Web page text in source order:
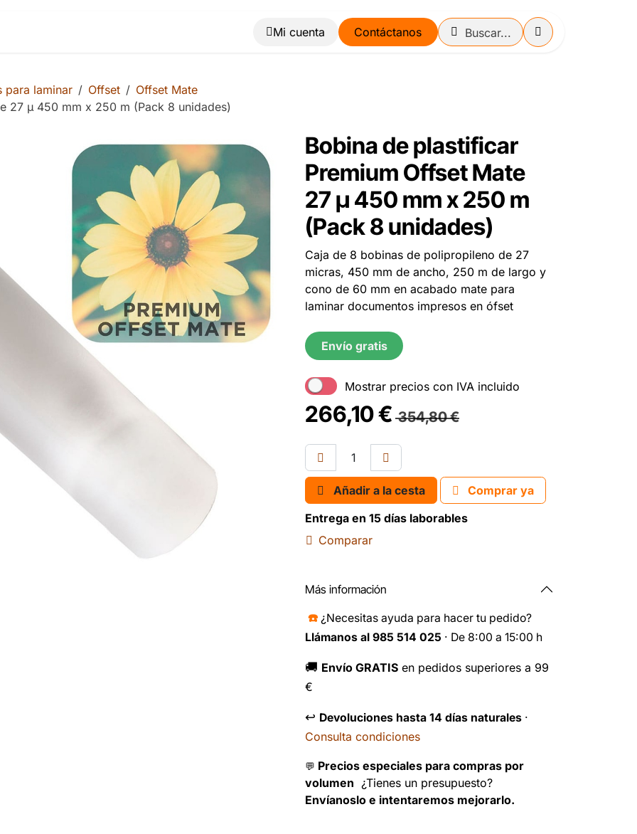
Blog Contáctanos
para laminar Offset
Offset Mate
27 µ 450 mm x 250 m (Pack 8 unidades)
Bobina de plastificar
Premium Offset Mate
27 µ 450 mm x 250 m
(Pack 8 unidades)
Caja de 8 bobinas de polipropileno de 27
micras, 450 mm de ancho, 250 m de largo y
cono de 60 mm en acabado mate para
laminar documentos impresos en ófset
Envío gratis
Mostrar precios con IVA incluido
266,10€ 354,80€
Añadir a la cesta
Comprar ya
Entrega en 15 días laborables
Comparar
Más información
☎️ ¿Necesitas ayuda para hacer tu pedido?
Llámanos al 985 514 025 · De 8:00 a 15:00 h
🚚 Envío GRATIS en pedidos superiores a 99
€
↩️ Devoluciones hasta 14 días naturales ·
Consulta condiciones
💬 Precios especiales para compras por
volumen ¿Tienes un presupuesto?
Envíanoslo e intentaremos mejorarlo.